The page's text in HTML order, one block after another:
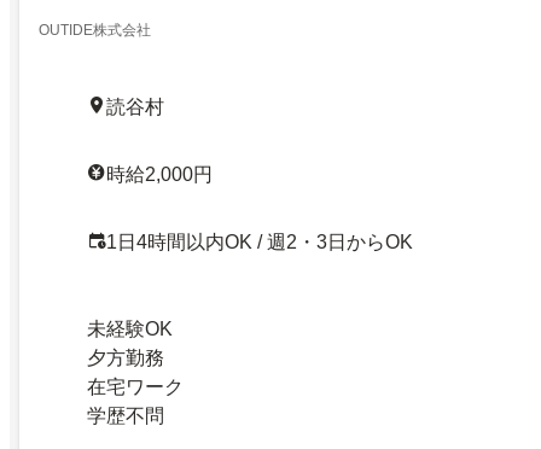
OUTIDE株式会社
読谷村
時給2,000円
1日4時間以内OK / 週2・3日からOK
未経験OK
夕方勤務
在宅ワーク
学歴不問